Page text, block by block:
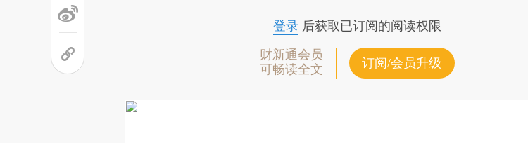
登录后获取已订阅的阅读权限
财新通会员
可畅读全文
订阅/会员升级